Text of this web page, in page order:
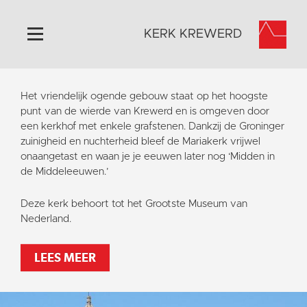
Home
Algemeen
Historie
Omgeving
Het Grootste Museum
Activiteiten
Steun ons
Contact
Vaktaal
KERK KREWERD
Het vriendelijk ogende gebouw staat op het hoogste
punt van de wierde van Krewerd en is omgeven door
een kerkhof met enkele grafstenen. Dankzij de Groninger
zuinigheid en nuchterheid bleef de Mariakerk vrijwel
onaangetast en waan je je eeuwen later nog ‘Midden in
de Middeleeuwen.’
Deze kerk behoort tot het Grootste Museum van
Nederland.
LEES MEER